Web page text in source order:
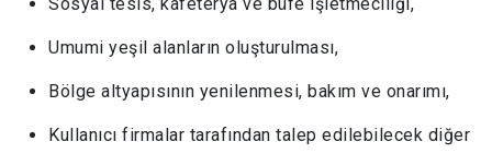
Umumi yeşil alanların oluşturulması,
Bölge altyapısının yenilenmesi, bakım ve onarımı,
Kullanıcı firmalar tarafından talep edilebilecek diğer